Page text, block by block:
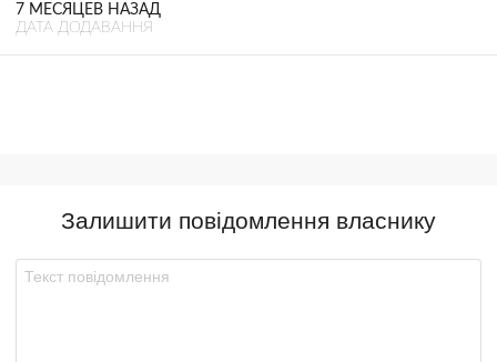
7 МЕСЯЦЕВ НАЗАД
ДАТА ДОДАВАННЯ
Залишити повідомлення власнику